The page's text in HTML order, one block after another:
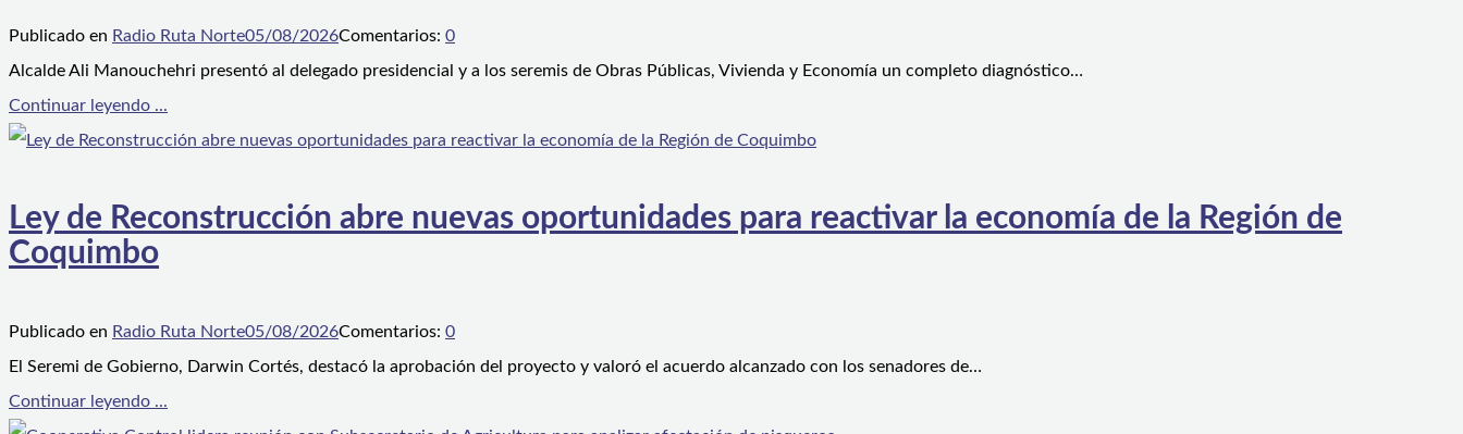
Publicado en Radio Ruta Norte05/08/2026Comentarios: 0
Alcalde Ali Manouchehri presentó al delegado presidencial y a los seremis de Obras Públicas, Vivienda y Economía un completo diagnóstico…
Continuar leyendo ...
Ley de Reconstrucción abre nuevas oportunidades para reactivar la economía de la Región de
Coquimbo
Publicado en Radio Ruta Norte05/08/2026Comentarios: 0
El Seremi de Gobierno, Darwin Cortés, destacó la aprobación del proyecto y valoró el acuerdo alcanzado con los senadores de…
Continuar leyendo ...